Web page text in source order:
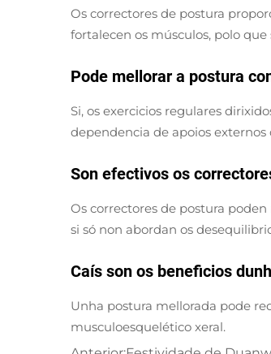
Os correctores de postura
fortalecen os músculos, polo
Pode mellorar a postura
Si, os exercicios regulares
dependencia de apoios externos
Son efectivos os
Os correctores de postura
si só non abordan os
Caís son os beneficios
Unha postura mellorada pode
musculoesquelético xeral.